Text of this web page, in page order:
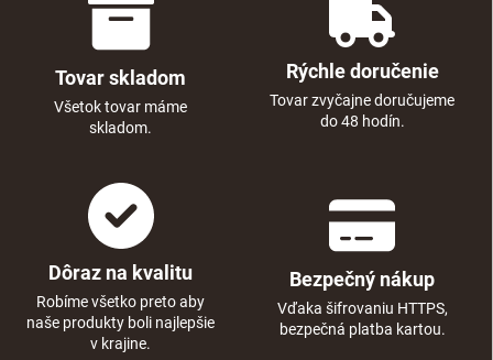
Tovar skladom
Všetok tovar máme
skladom.
Rýchle doručenie
Tovar zvyčajne doručujeme
do 48 hodín.
Dôraz na kvalitu
Robíme všetko preto aby
naše produkty boli najlepšie
v krajine.
Bezpečný nákup
Vďaka šifrovaniu HTTPS,
bezpečná platba kartou.